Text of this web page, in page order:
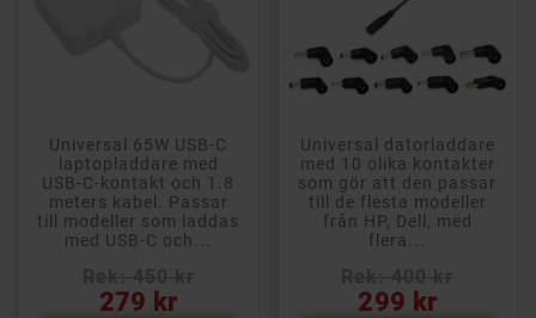
Universal 65W USB-C
laptopladdare med
USB-C-kontakt och 1.8
meters kabel. Passar
till modeller som laddas
med USB-C och...
279 kr
Universal datorladdare
med 10 olika kontakter
som gör att den passar
till de flesta modeller
från HP, Dell, med
flera...
299 kr